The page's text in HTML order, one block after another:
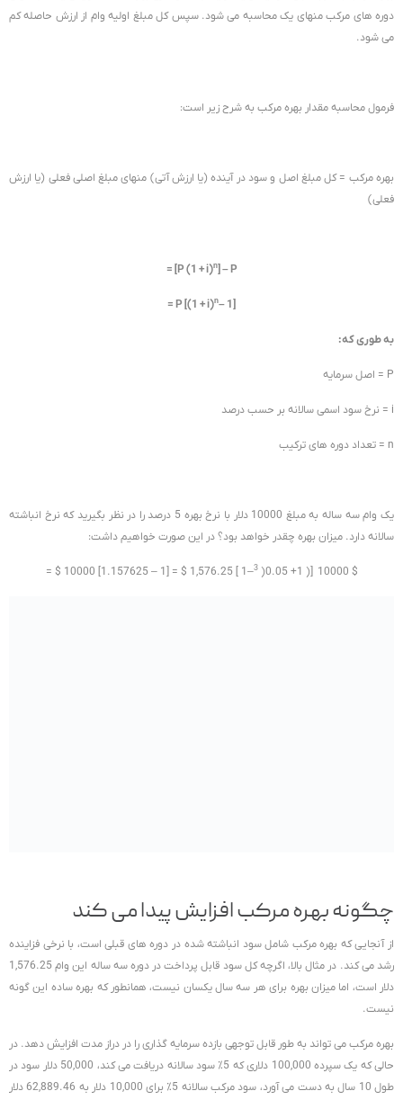
دوره های مرکب منهای یک محاسبه می شود. سپس کل مبلغ اولیه وام از ارزش حاصله کم
می شود.
فرمول محاسبه مقدار بهره مرکب به شرح زیر است:
بهره مرکب = کل مبلغ اصل و سود در آینده (یا ارزش آتی) منهای مبلغ اصلی فعلی (یا ارزش
فعلی)
= [P (1 + i)n] – P
= P [(1 + i)n– 1]
به طوری که:
P = اصل سرمایه
i = نرخ سود اسمی سالانه بر حسب درصد
n = تعداد دوره های ترکیب
یک وام سه ساله به مبلغ 10000 دلار با نرخ بهره 5 درصد را در نظر بگیرید که نرخ انباشته
سالانه دارد. میزان بهره چقدر خواهد بود؟ در این صورت خواهیم داشت:
= $ 10000 [1.157625 – 1] = $ 1,576.25 [ 1–3 )0.05 +1 )] 10000 $
چگونه بهره مرکب افزایش پیدا می کند
از آنجایی که بهره مرکب شامل سود انباشته شده در دوره های قبلی است، با نرخی فزاینده
رشد می کند. در مثال بالا، اگرچه کل سود قابل پرداخت در دوره سه ساله این وام 1,576.25
دلار است، اما میزان بهره برای هر سه سال یکسان نیست، همانطور که بهره ساده این گونه
نیست.
بهره مرکب می تواند به طور قابل توجهی بازده سرمایه گذاری را در دراز مدت افزایش دهد. در
حالی که یک سپرده 100,000 دلاری که 5٪ سود سالانه دریافت می کند، 50,000 دلار سود در
طول 10 سال به دست می آورد، سود مرکب سالانه 5٪ برای 10,000 دلار به 62,889.46 دلار